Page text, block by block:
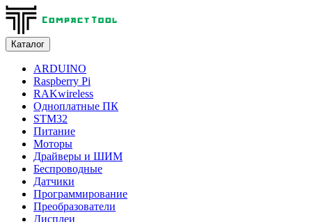
Каталог
ARDUINO
Raspberry Pi
RAKwireless
Одноплатные ПК
STM32
Питание
Моторы
Драйверы и ШИМ
Беспроводные
Датчики
Программирование
Преобразователи
Дисплеи